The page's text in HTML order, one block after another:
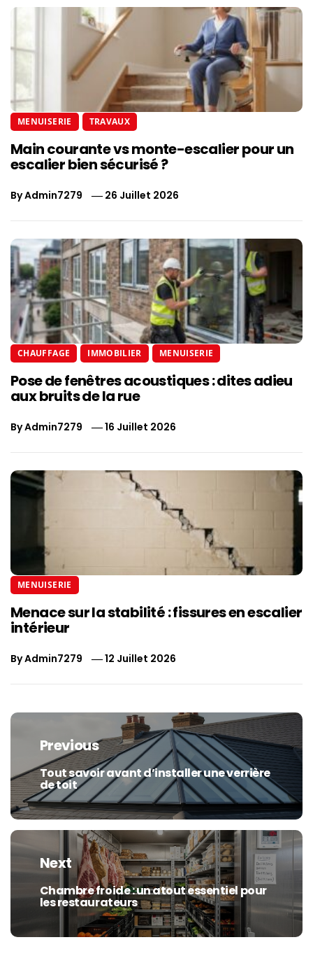
MENUISERIE TRAVAUX
Main courante vs monte-escalier pour un
escalier bien sécurisé ?
ByAdmin7279 26 Juillet 2026
CHAUFFAGE IMMOBILIER MENUISERIE
Pose de fenêtres acoustiques : dites adieu
aux bruits de la rue
ByAdmin7279 16 Juillet 2026
MENUISERIE
Menace sur la stabilité : fissures en escalier
intérieur
ByAdmin7279 12 Juillet 2026
Navigation
l’article
Previous
Previous
post:
Tout savoir avant d’installer une verrière
de toit
Next
Next
post:
Chambre froide : un atout essentiel pour
les restaurateurs